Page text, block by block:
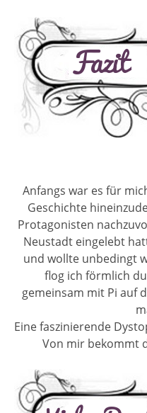
Anfangs war es für
Geschichte
Protagonisten
Neustadt eingelebt
und wollte unbedingt
flog ich förmlich
gemeinsam mit Pi auf
Eine faszinierende
Von mir bekommt